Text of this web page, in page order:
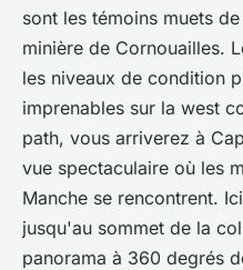
sont les témoins muets
minière de Cornouailles.
les niveaux de condition
imprenables sur la west
path, vous arriverez à
vue spectaculaire où les
Manche se rencontrent.
jusqu'au sommet de la
panorama à 360 degrés